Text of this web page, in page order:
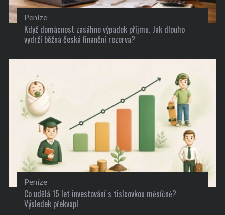
Peníze
Když domácnost zasáhne výpadek příjmu. Jak dlouho
vydrží běžná česká finanční rezerva?
Peníze
Co udělá 15 let investování s tisícovkou měsíčně?
Výsledek překvapí